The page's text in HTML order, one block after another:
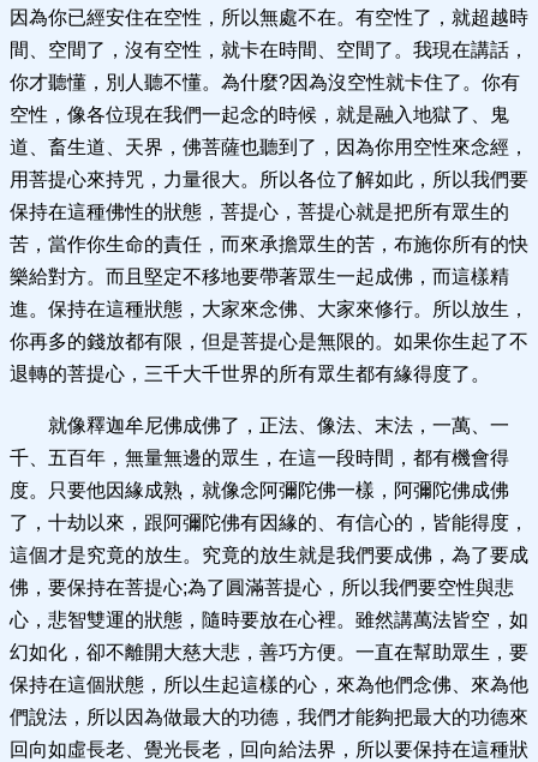
因為你已經安住在空性，所以無處不在。有空性了，就超越時
間、空間了，沒有空性，就卡在時間、空間了。我現在講話，
你才聽懂，別人聽不懂。為什麼?因為沒空性就卡住了。你有
空性，像各位現在我們一起念的時候，就是融入地獄了、鬼
道、畜生道、天界，佛菩薩也聽到了，因為你用空性來念經，
用菩提心來持咒，力量很大。所以各位了解如此，所以我們要
保持在這種佛性的狀態，菩提心，菩提心就是把所有眾生的
苦，當作你生命的責任，而來承擔眾生的苦，布施你所有的快
樂給對方。而且堅定不移地要帶著眾生一起成佛，而這樣精
進。保持在這種狀態，大家來念佛、大家來修行。所以放生，
你再多的錢放都有限，但是菩提心是無限的。如果你生起了不
退轉的菩提心，三千大千世界的所有眾生都有緣得度了。
就像釋迦牟尼佛成佛了，正法、像法、末法，一萬、一
千、五百年，無量無邊的眾生，在這一段時間，都有機會得
度。只要他因緣成熟，就像念阿彌陀佛一樣，阿彌陀佛成佛
了，十劫以來，跟阿彌陀佛有因緣的、有信心的，皆能得度，
這個才是究竟的放生。究竟的放生就是我們要成佛，為了要成
佛，要保持在菩提心;為了圓滿菩提心，所以我們要空性與悲
心，悲智雙運的狀態，隨時要放在心裡。雖然講萬法皆空，如
幻如化，卻不離開大慈大悲，善巧方便。一直在幫助眾生，要
保持在這個狀態，所以生起這樣的心，來為他們念佛、來為他
們說法，所以因為做最大的功德，我們才能夠把最大的功德來
回向如虛長老、覺光長老，回向給法界，所以要保持在這種狀